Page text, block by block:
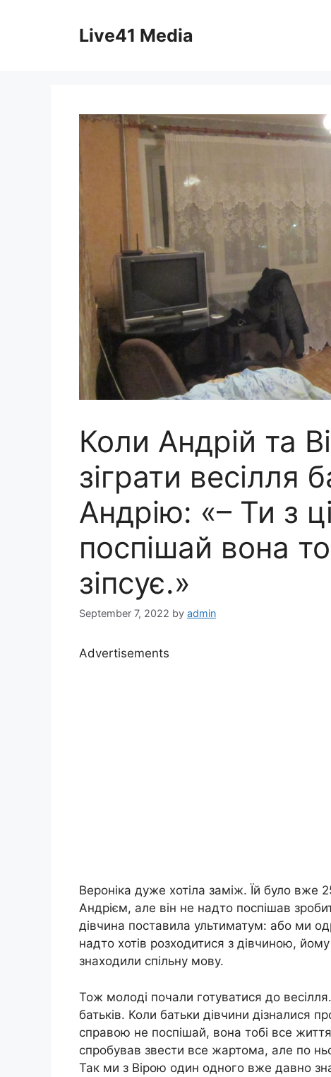
Live41 Media
Коли Андрій та
зіграти весілля
Андрію: «– Ти з
поспішай вона
зіпсує.»
September 7, 2022 by admin
Advertisements
Вероніка дуже хотіла заміж. Їй було вже
Андрієм, але він не надто поспішав
дівчина поставила ультиматум: або ми
надто хотів розходитися з дівчиною,
знаходили спільну мову.
Тож молоді почали готуватися до
батьків. Коли батьки дівчини дізналися
справою не поспішай, вона тобі все
спробував звести все жартома, але по
Так ми з Вірою один одного вже давно